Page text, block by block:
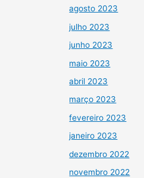
agosto 2023
julho 2023
junho 2023
maio 2023
abril 2023
março 2023
fevereiro 2023
janeiro 2023
dezembro 2022
novembro 2022